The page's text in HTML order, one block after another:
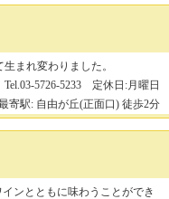
まれ変わりました。
Tel.03-5726-5233 定休日:月曜日
寄駅: 自由が丘(正面口) 徒歩2分
ンとともに味わうことができ